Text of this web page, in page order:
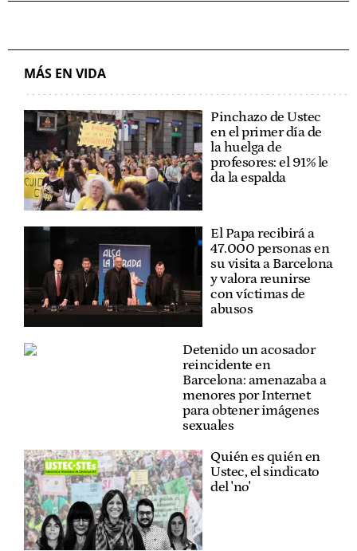
MÁS EN VIDA
Pinchazo de Ustec
en el primer día de
la huelga de
profesores: el 91% le
da la espalda
El Papa recibirá a
47.000 personas en
su visita a Barcelona
y valora reunirse
con víctimas de
abusos
Detenido un acosador
reincidente en
Barcelona: amenazaba a
menores por Internet
para obtener imágenes
sexuales
Quién es quién en
Ustec, el sindicato
del 'no'